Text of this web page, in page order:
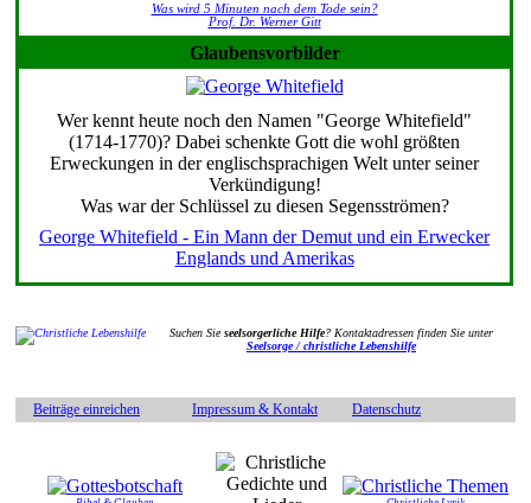
Was wird 5 Minuten nach dem Tode sein?
Prof. Dr. Werner Gitt
Glaubensvorbilder
Wer kennt heute noch den Namen "George Whitefield"
(1714-1770)? Dabei schenkte Gott die wohl größten
Erweckungen in der englischsprachigen Welt unter seiner
Verkündigung!
Was war der Schlüssel zu diesen Segensströmen?
George Whitefield - Ein Mann der Demut und ein Erwecker
Englands und Amerikas
Suchen Sieseelsorgerliche Hilfe? Kontaktadressen finden Sie unter
Seelsorge / christliche Lebenshilfe
Beiträge einreichen Impressum & Kontakt Datenschutz